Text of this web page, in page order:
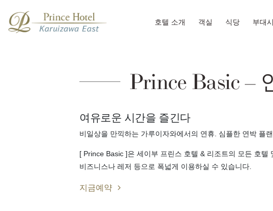
호텔 소개 객실 식당 부대
Prince Basic –
여유로운 시간을 즐긴다
비일상을 만끽하는 가루이자와에서의 연휴. 심플한 연박 플
[ Prince Basic ]은 세이부 프린스 호텔 & 리조트의 모든 호텔
비즈니스나 레저 등으로 폭넓게 이용하실 수 있습니다.
지금예약